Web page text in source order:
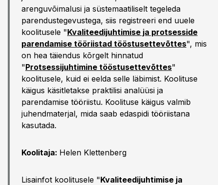
arenguvõimalusi ja süstemaatiliselt tegeleda
parendustegevustega, siis registreeri end uuele
koolitusele "Kvaliteedijuhtimise ja protsesside
parendamise tööriistad tööstusettevõttes", mis
on hea täiendus kõrgelt hinnatud
"Protsessijuhtimine tööstusettevõttes"
koolitusele, kuid ei eelda selle läbimist. Koolituse
käigus käsitletakse praktilisi analüüsi ja
parendamise tööriistu. Koolituse käigus valmib
juhendmaterjal, mida saab edaspidi tööriistana
kasutada.
Koolitaja: Helen Klettenberg
Lisainfot koolitusele "Kvaliteedijuhtimise ja